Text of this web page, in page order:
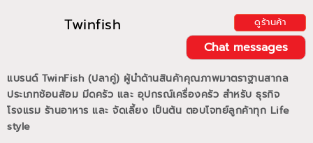
Twinfish ดูร้านค้า
Chat messages
แบรนด์ TwinFish (ปลาคู่) ผู้นำด้านสินค้าคุณภาพมาตราฐานสากล
ประเภทช้อนส้อม มีดครัว และ อุปกรณ์เครื่องครัว สำหรับ ธุรกิจ
โรงแรม ร้านอาหาร และ จัดเลี้ยง เป็นต้น ตอบโจทย์ลูกค้าทุก Life
style